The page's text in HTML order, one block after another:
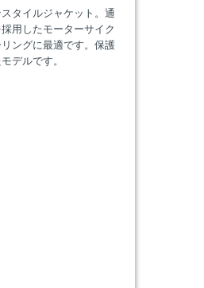
タイルジャケット。通
用したモーターサイク
ングに最適です。保護
デルです。